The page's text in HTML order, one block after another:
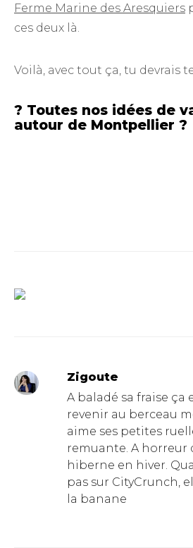
Ferme Marine des Aresquiers
ces deux là.
Voilà, avec tout ça, tu devrais
? Toutes nos idées de
autour de Montpellier ?
Zigoute
A baladé sa fraise ça
revenir au berceau
aime ses petites
remuante. A horreur
hiberne en hiver.
pas sur CityCrunch,
la banane